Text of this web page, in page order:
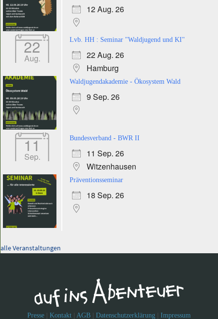
12 Aug. 26
22
Aug.
Lvb. HH : Seminar "Waldjugend und KI"
22 Aug. 26
Hamburg
Waldjugendakademie - Ökosystem Wald
9 Sep. 26
11
Sep.
Bundesverband - BWR II
11 Sep. 26
Witzenhausen
Präventionsseminar
18 Sep. 26
alle Veranstaltungen
Presse Kontakt AGB Datenschutzerklärung Impressum